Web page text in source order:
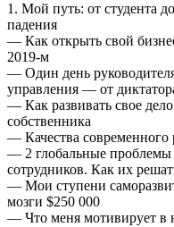
1. Мой путь: от студента
падения
— Как открыть свой
2019-м
— Один день
управления — от
— Как развивать свое
собственника
— Качества современного
— 2 глобальные проблемы
сотрудников. Как их
— Мои ступени
мозги $250 000
— Что меня мотивирует в